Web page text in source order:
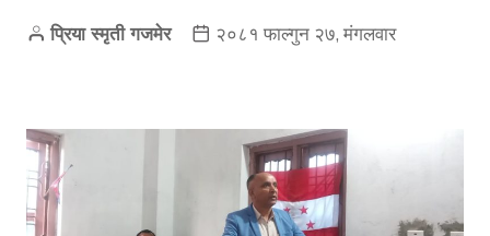
प्रिया स्मृती गजमेर २०८१ फाल्गुन २७, मंगलवार